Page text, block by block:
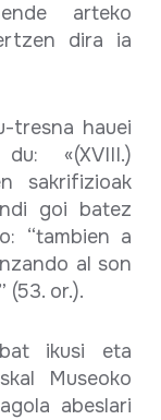
arteko
dira ia
tresna hauei
«(XVIII.)
sakrifizioak
goi batez
“tambien a
al son
(53. or.).
ikusi eta
Museoko
abeslari